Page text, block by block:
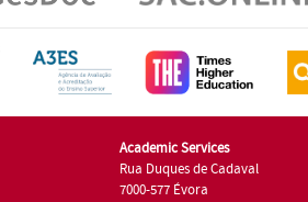
Academic Services
Rua Duques de Cadaval
7000-577 Évora